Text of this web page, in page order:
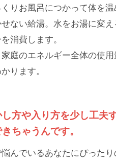
りお風呂につかって体を
ない給湯。水をお湯に変
消費します。
庭のエネルギー全体の使
ります。
方や入り方を少し工夫
ちゃうんです。
んでいるあなたにぴった